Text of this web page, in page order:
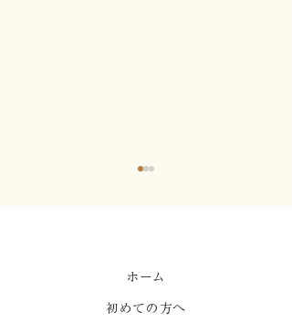
はりって痛くないです
ホーム
初めての方へ